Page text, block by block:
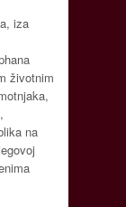
iza
životnim
na